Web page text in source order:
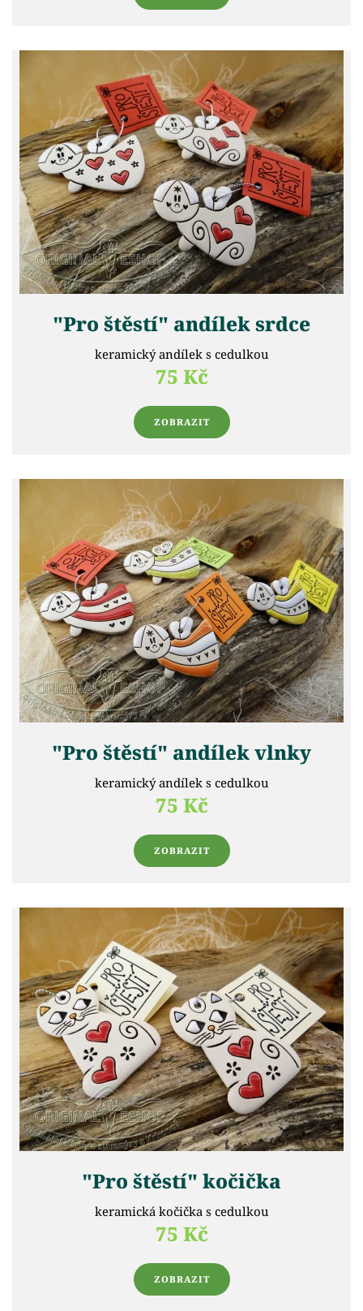
"Pro štěstí" andílek srdce
keramický andílek s cedulkou
75 Kč
ZOBRAZIT
"Pro štěstí" andílek vlnky
keramický andílek s cedulkou
75 Kč
ZOBRAZIT
"Pro štěstí" kočička
keramická kočička s cedulkou
75 Kč
ZOBRAZIT